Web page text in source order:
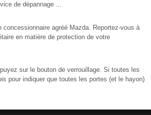
de dépannage ...
agréé Mazda. Reportez-vous à
en matière de protection de votre
sur le bouton de verrouillage. Si toutes les
pour indiquer que toutes les portes (et le hayon)